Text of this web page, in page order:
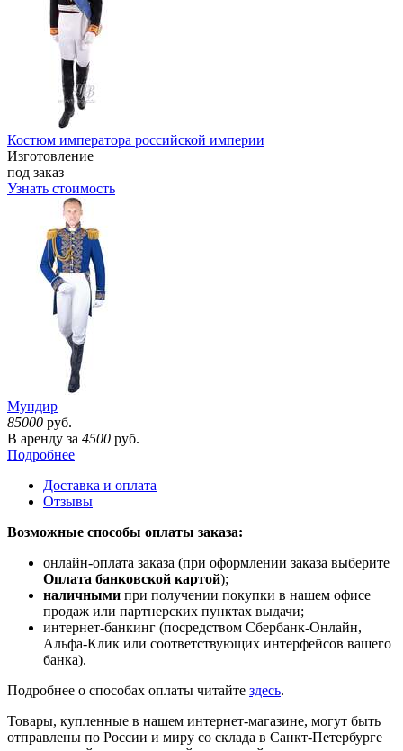
Костюм императора российской империи
Изготовление
под заказ
Узнать стоимость
Мундир
85000 руб.
В аренду за 4500 руб.
Подробнее
Доставка и оплата
Отзывы
Возможные способы оплаты заказа:
онлайн-оплата заказа (при оформлении заказа выберите
Оплата банковской картой);
наличными при получении покупки в нашем офисе
продаж или партнерских пунктах выдачи;
интернет-банкинг (посредством Сбербанк-Онлайн,
Альфа-Клик или соответствующих интерфейсов вашего
банка).
Подробнее о способах оплаты читайте здесь.
Товары, купленные в нашем интернет-магазине, могут быть
отправлены по России и миру со склада в Санкт-Петербурге